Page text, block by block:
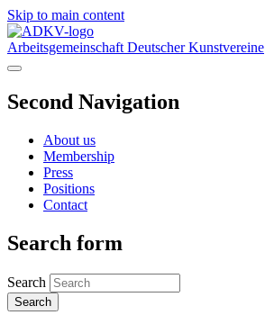
Skip to main content
Arbeitsgemeinschaft Deutscher Kunstvereine
Second Navigation
About us
Membership
Press
Positions
Contact
Search form
Search